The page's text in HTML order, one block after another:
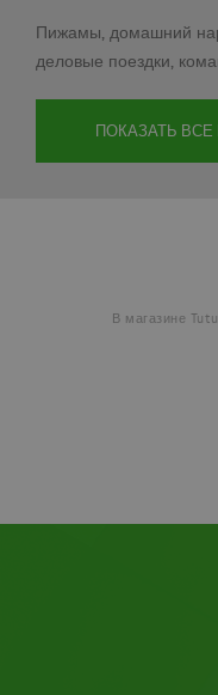
Пижамы, домашний
деловые поездки,
ПОКАЗАТЬ
В магазине